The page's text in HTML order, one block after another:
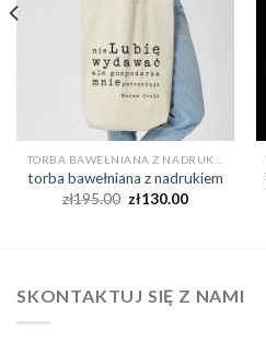
torba bawełniana z nadrukiem
zł195.00 zł130.00
SKONTAKTUJ SIĘ Z NAMI